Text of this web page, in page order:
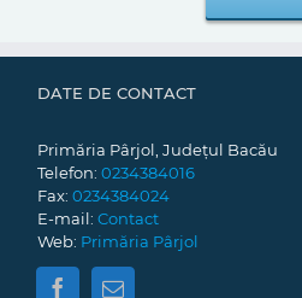
DATE DE CONTACT
Primăria Pârjol, Județul Bacău
Telefon: 0234384016
Fax: 0234384024
E-mail: Contact
Web: Primăria Pârjol